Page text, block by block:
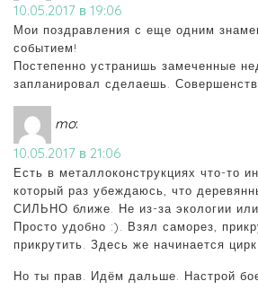
10.05.2017 в 19:06
Мои поздравления с еще одним
событием!
Постепенно устранишь замеченные
запланировал сделаешь.
mo:
10.05.2017 в 21:06
Есть в металлоконструкциях что-то
который раз убеждаюсь, что
СИЛЬНО ближе. Не из-за экологии или
Просто удобно :). Взял саморез,
прикрутить. Здесь же начинается
Но ты прав. Идём дальше. Настрой